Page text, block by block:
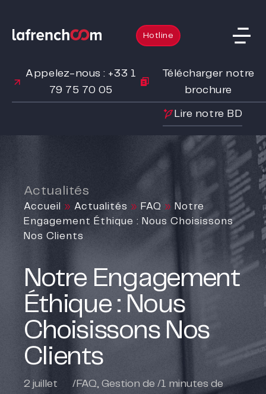
Hotline
Appelez-nous : +33 1
79 75 70 05
Télécharger notre
brochure
Lire notre BD
Actualités
Accueil » Actualités » FAQ » Notre
Engagement Éthique : Nous Choisissons
Nos Clients
Notre Engagement
Éthique : Nous
Choisissons Nos
Clients
2 juillet
/FAQ,Gestion de /1 minutes de